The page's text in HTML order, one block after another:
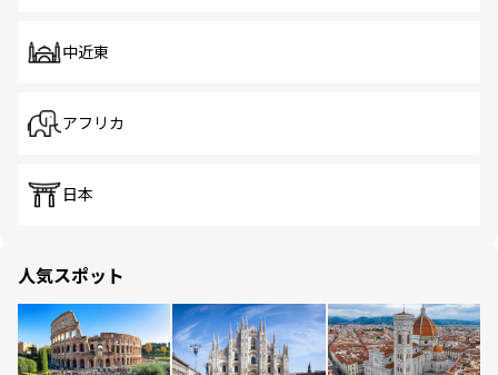
中近東
アフリカ
日本
人気スポット